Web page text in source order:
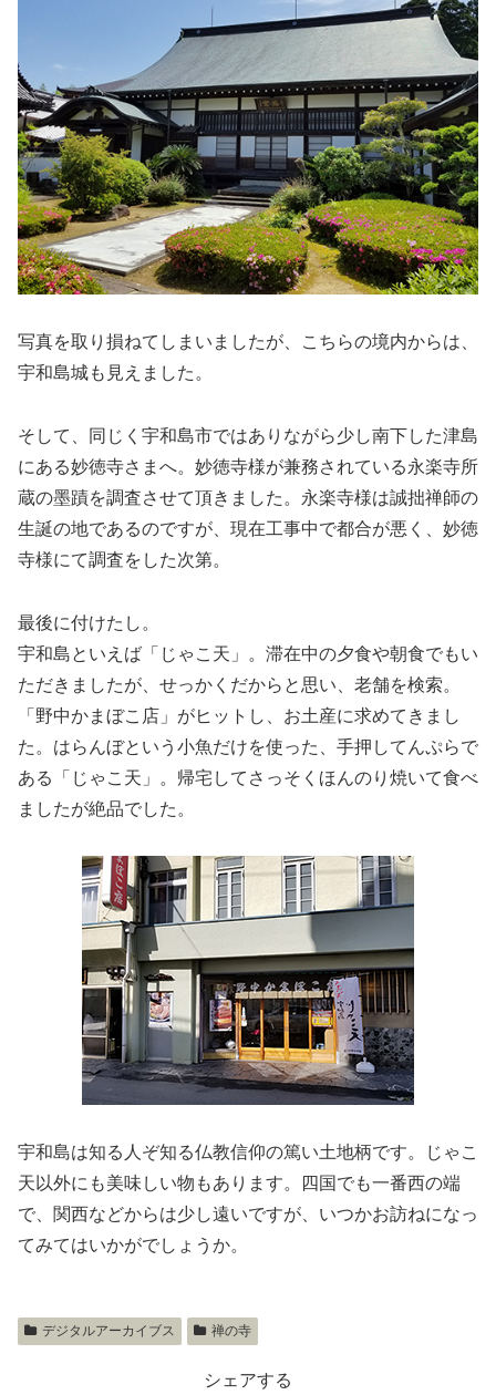
写真を取り損ねてしまいましたが、こちらの境内からは、
宇和島城も見えました。
そして、同じく宇和島市ではありながら少し南下した津島
にある妙徳寺さまへ。妙徳寺様が兼務されている永楽寺所
蔵の墨蹟を調査させて頂きました。永楽寺様は誠拙禅師の
生誕の地であるのですが、現在工事中で都合が悪く、妙徳
寺様にて調査をした次第。
最後に付けたし。
宇和島といえば「じゃこ天」。滞在中の夕食や朝食でもい
ただきましたが、せっかくだからと思い、老舗を検索。
「野中かまぼこ店」がヒットし、お土産に求めてきまし
た。はらんぼという小魚だけを使った、手押してんぷらで
ある「じゃこ天」。帰宅してさっそくほんのり焼いて食べ
ましたが絶品でした。
宇和島は知る人ぞ知る仏教信仰の篤い土地柄です。じゃこ
天以外にも美味しい物もあります。四国でも一番西の端
で、関西などからは少し遠いですが、いつかお訪ねになっ
てみてはいかがでしょうか。
デジタルアーカイブス 禅の寺
シェアする